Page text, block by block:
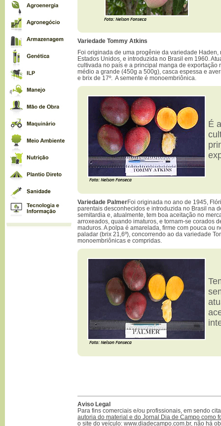
Variedade Tommy Atkins
Foi originada de uma progênie da variedade Haden,
Estados Unidos, e introduzida no Brasil em 1960.
cultivada no país e a principal manga de exportação
médio a grande (450g a 500g), casca espessa e
e brix de 17º. A semente é monoembriônica.
É
Variedade PalmerFoi originada no ano de 1945,
parentais desconhecidos e introduzida no Brasil na
semitardia e, atualmente, tem boa aceitação no
arroxeados, quando imaturos, e tornam-se corados
maduros. A polpa é amarelada, firme com pouca ou
paladar (brix 21,6º), concorrendo ao da variedade
monoembriônicas e compridas.
Aviso Legal
Para fins comerciais e/ou profissionais, em sendo
autoria do material e do Jornal Dia de Campo como
o site do veículo: www.diadecampo.com.br, não há